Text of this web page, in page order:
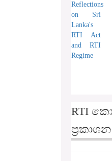
Reflections
on Sri
Lanka's
RTI Act
and RTI
Regime
RTI